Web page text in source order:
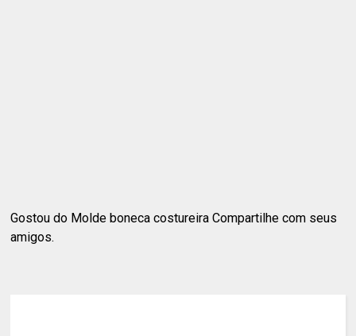
Gostou do Molde boneca costureira Compartilhe com seus
amigos.